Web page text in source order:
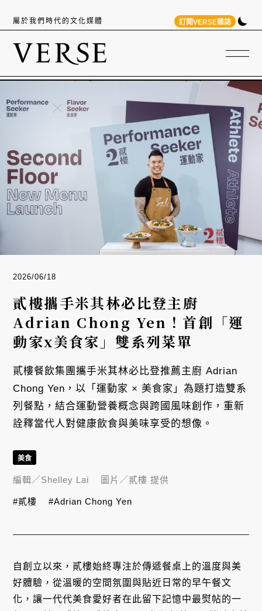
屬於我們時代的文化媒體 訂閱VERSE雜誌
2026/06/18
貳樓攜手米其林必比登主廚
Adrian Chong Yen！首創「運
動家x美食家」雙系列菜單
貳樓餐飲集團攜手米其林必比登推薦主廚 Adrian
Chong Yen，以「運動家 × 美食家」為題打造雙系
列餐點，結合運動營養概念與跨國風味創作，重新
詮釋當代人對健康飲食與美味享受的想像。
自創立以來，貳樓始終專注於傳遞餐桌上的溫度與美
好體驗，從溫暖的空間氛圍與貼近日常的早午餐文
化，讓一代代美食愛好者在此留下記憶中最熨帖的一
美食
編輯／Shelley Lai 圖片／貳樓 提供
#貳樓 #Adrian Chong Yen